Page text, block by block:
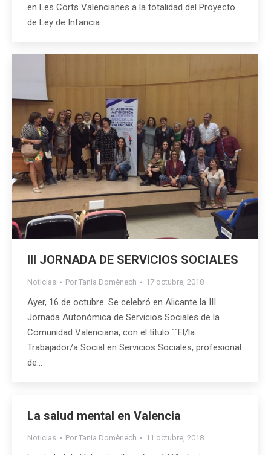
en Les Corts Valencianes a la totalidad del Proyecto
de Ley de Infancia…
III JORNADA DE SERVICIOS SOCIALES
Noticias Por Tania Domènech 17 octubre, 2018
Ayer, 16 de octubre. Se celebró en Alicante la III
Jornada Autonómica de Servicios Sociales de la
Comunidad Valenciana, con el título ´´El/la
Trabajador/a Social en Servicios Sociales, profesional
de…
La salud mental en Valencia
Noticias Por Tania Domènech 11 octubre, 2018